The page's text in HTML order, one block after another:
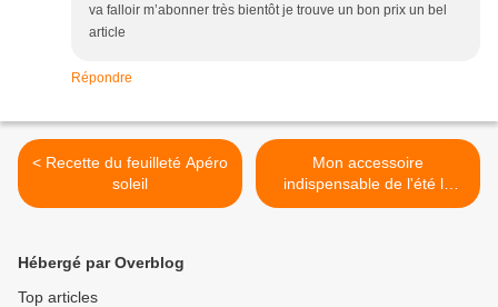
va falloir m’abonner très bientôt je trouve un bon prix un bel
article
Répondre
< Recette du feuilleté Apéro
soleil
Mon accessoire
indispensable de l'été le
drap de plage XXL+ OBABA
Hébergé par Overblog
Top articles